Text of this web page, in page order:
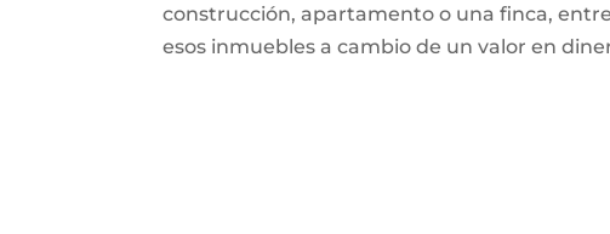
construcción, apartamento o una finca,
esos inmuebles a cambio de un valor en